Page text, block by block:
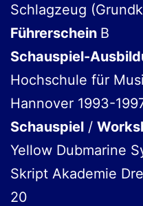
Schlagzeug
Führerschein B
Schauspiel-
Hochschule für
Hannover 1993-
Schauspiel /
Yellow Dubmarine
Skript Akademie
20